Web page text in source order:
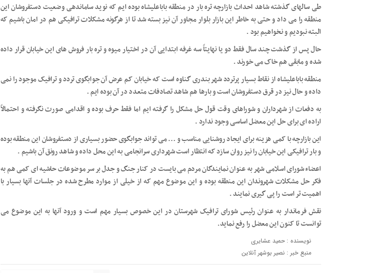
طی سالهای گذشته شاهد احداث بازارچه تره بار در منطقه باباعلیشاه بوده ایم که نوید ساماندهی وضعیت دستفروشان این
منطقه را می داد و حتی به خاطر این بازار بلوار مجاور آن نیز بسته شد تا از هرگونه مشکلات ترافیکی هم در امان باشیم که
البته نبودیم و نخواهیم بود .
حال پس از گذشت چند سال فقط دو یا نهایتاً سه غرفه ابتدایی آن در اختیار میوه و تره بار فروش های این خیابان قرار داده
شده و مابقی هم خاک می خورند .
منطقه باباعلیشاه از نقاط بسیار پرتردد شهر بندری گناوه است که خیابان کم عرض آن جوابگوی تردد و ترافیک موجود را نمی
داده و حال نیز در قرق دستفروشان است و بارها هم شاهد تصادفات متعدد در آن بوده ایم .
به دفعات از شهرداران و شوراهای وقت قول حل مشکل را گرفته ایم اما فقط حرف بوده و اقدامی صورت نگرفته و احتمالاً
اراده ای برای حل این معضل اساسی وجود ندارد .
این بازارچه با کمی هزینه برای ایجاد روشنایی مناسب و … می تواند جوابگوی حضور بسیاری از دستفروشان این منطقه بوده
و بار ترافیکی این خیابان را نیز روان سازد که انتظار است شهرداری سرانجامی به این محل داده و شاهد رونق آن باشیم .
اعضاء شورای اسلامی شهر به عنوان نمایندگان مردم می بایست در کنار جنگ و جدل بر سر موضوعات حاشیه ای کمی هم به
فکر حل مشکلات شهروندان این منطقه بوده و این موضوع مهم که از خیلی از موارد مطرح شده در جلسات آنها بسیار با
اهمیت تر است را پی گیری نمایند .
نقش فرماندار به عنوان رئیس شورای ترافیک شهرستان در این خصوص بسیار مهم است و ورود آنها به این موضوع می
توانست تا کنون این معضل را رفع نماید.
نویسنده : حمید عشایری
منبع خبر : نصیر بوشهر آنلاین